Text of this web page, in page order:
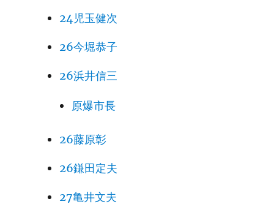
24児玉健次
26今堀恭子
26浜井信三
原爆市長
26藤原彰
26鎌田定夫
27亀井文夫